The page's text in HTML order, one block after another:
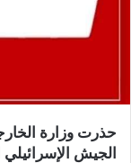
حذرت وزارة
الجيش